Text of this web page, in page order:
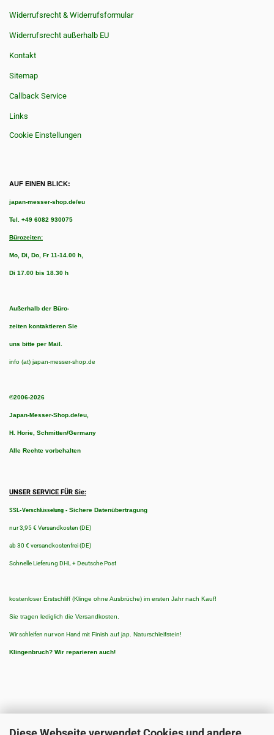
Widerrufsrecht & Widerrufsformular
Widerrufsrecht außerhalb EU
Kontakt
Sitemap
Callback Service
Links
Cookie Einstellungen
AUF EINEN BLICK:
japan-messer-shop.de/eu
Tel. +49 6082 930075
Bürozeiten:
Mo, Di, Do, Fr 11-14.00 h,
Di 17.00 bis 18.30 h
Außerhalb der Büro-
zeiten kontaktieren Sie
uns bitte per Mail.
info (at) japan-messer-shop.de
©2006-2026
Japan-Messer-Shop.de/eu,
H. Horie, Schmitten/Germany
Alle Rechte vorbehalten
UNSER SERVICE FÜR Sie:
SSL-Verschlüsselung - Sichere Datenübertragung
nur 3,95 € Versandkosten (DE)
ab 30 € versandkostenfrei (DE)
Schnelle Lieferung DHL + Deutsche Post
kostenloser Erstschliff (Klinge ohne Ausbrüche) im ersten Jahr nach Kauf!
Sie tragen lediglich die Versandkosten.
Wir schleifen nur von Hand mit Finish auf jap. Naturschleifstein!
Klingenbruch? Wir reparieren auch!